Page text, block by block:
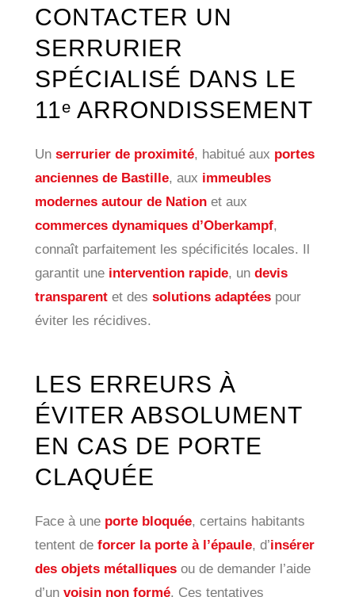
CONTACTER UN
SERRURIER
SPÉCIALISÉ DANS LE
11ᵉ ARRONDISSEMENT
Un serrurier de proximité, habitué aux portes
anciennes de Bastille, aux immeubles
modernes autour de Nationet aux
commerces dynamiques d’Oberkampf,
connaît parfaitement les spécificités locales. Il
garantit une intervention rapide, un devis
transparentet des solutions adaptéespour
éviter les récidives.
LES ERREURS À
ÉVITER ABSOLUMENT
EN CAS DE PORTE
CLAQUÉE
Face à une porte bloquée, certains habitants
tentent de forcer la porte à l’épaule, d’insérer
des objets métalliquesou de demander l’aide
d’un voisin non formé. Ces tentatives